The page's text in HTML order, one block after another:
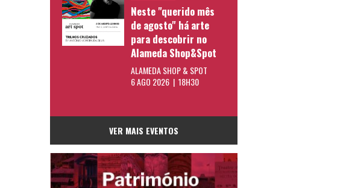
Neste "querido mês
de agosto" há arte
para descobrir no
Alameda Shop&Spot
ALAMEDA SHOP & SPOT
6 AGO 2026 | 18H30
VER MAIS EVENTOS